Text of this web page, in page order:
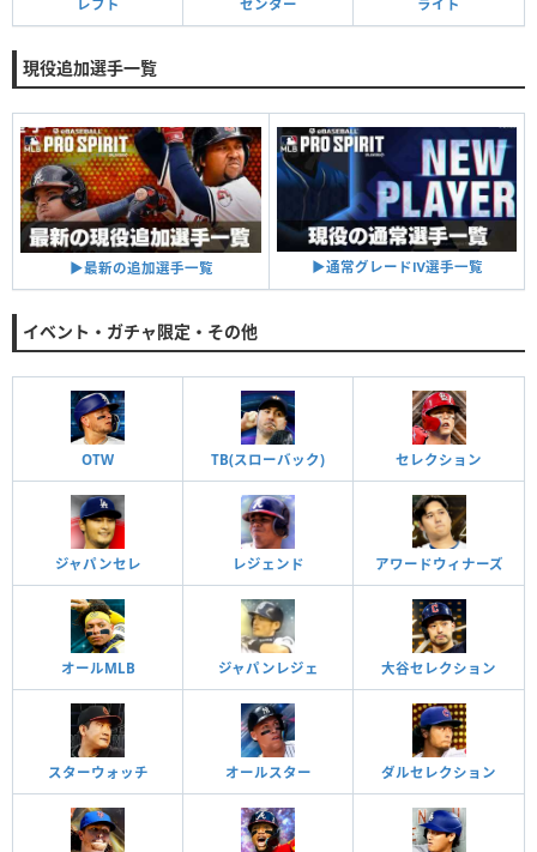
レフト センター ライト
現役追加選手一覧
▶︎最新の追加選手一覧 ▶︎通常グレードⅣ選手一覧
イベント・ガチャ限定・その他
OTW TB(スローバック) セレクション
ジャパンセレ レジェンド アワードウィナーズ
オールMLB ジャパンレジェ 大谷セレクション
スターウォッチ オールスター ダルセレクション